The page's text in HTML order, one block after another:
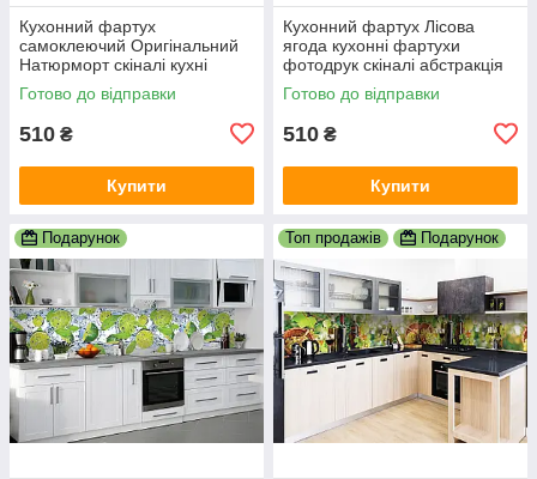
Кухонний фартух
самоклеючий Оригінальний
Натюрморт скіналі кухні
наклейка ПВХ вишні глека
600х2000 мм
Готово до відправки
510 ₴
Купити
Кухонний фартух Лісова
ягода кухонні фартухи
фотодрук скіналі абстракція
600х2000 мм
Готово до відправки
510 ₴
Купити
Подарунок Топ продажів Подарунок